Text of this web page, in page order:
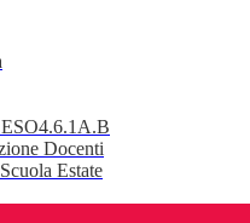
Docenti
Estate